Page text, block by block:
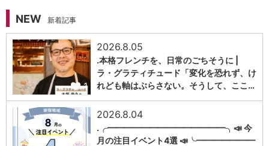
NEW 新着記事
1
2026.8.05
.本格フレンチを、日常のごちそうに |
ラ・グラティチュード「変化を恐れず、け
れども軸はぶらさない。そうして、ここ…
2026.8.04
.╭━━━━━━━━━━━━━━╮📣 今
月の注目イベント4選 📣╰━━━━━━━